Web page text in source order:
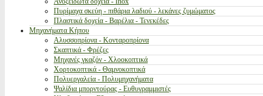
Πυρίμαχα σκεύη - πιθάρια λαδιού - λεκάνες ζυμώματος
Πλαστικά δοχεία - Βαρέλια - Τενεκέδες
Μηχανήματα Κήπου
Αλυσσοπρίονα - Κονταροπρίονα
Σκαπτικά - Φρέζες
Μηχανές γκαζόν - Χλοοκοπτικά
Χορτοκοπτικά - Θαμνοκοπτικά
Πολυεργαλεία - Πολυμηχανήματα
Ψαλίδια μπορντούρας - Ευθυγραμμιστές